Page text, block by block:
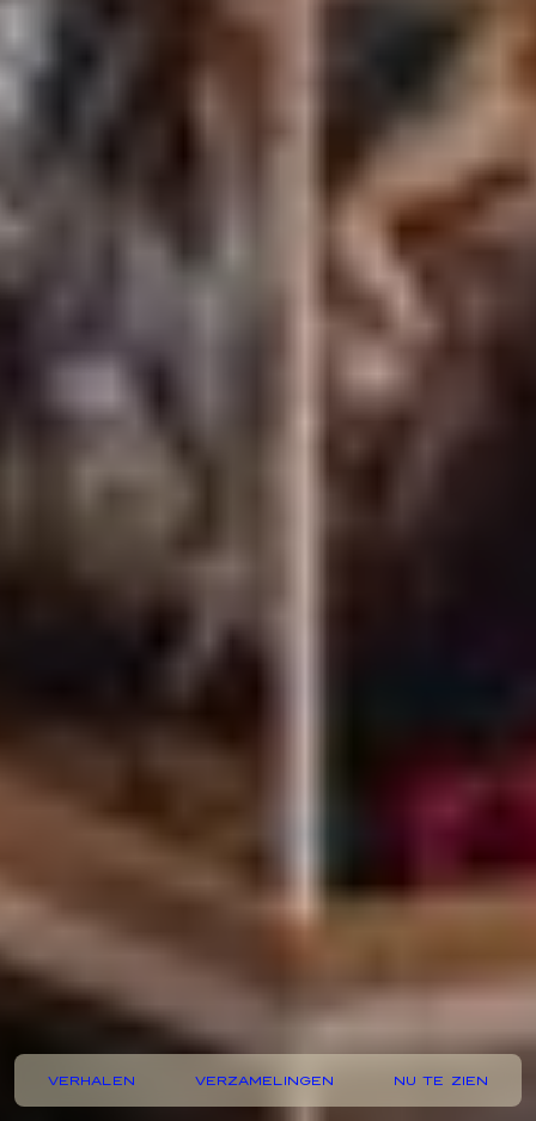
VERHALEN VERZAMELINGEN NU TE ZIEN